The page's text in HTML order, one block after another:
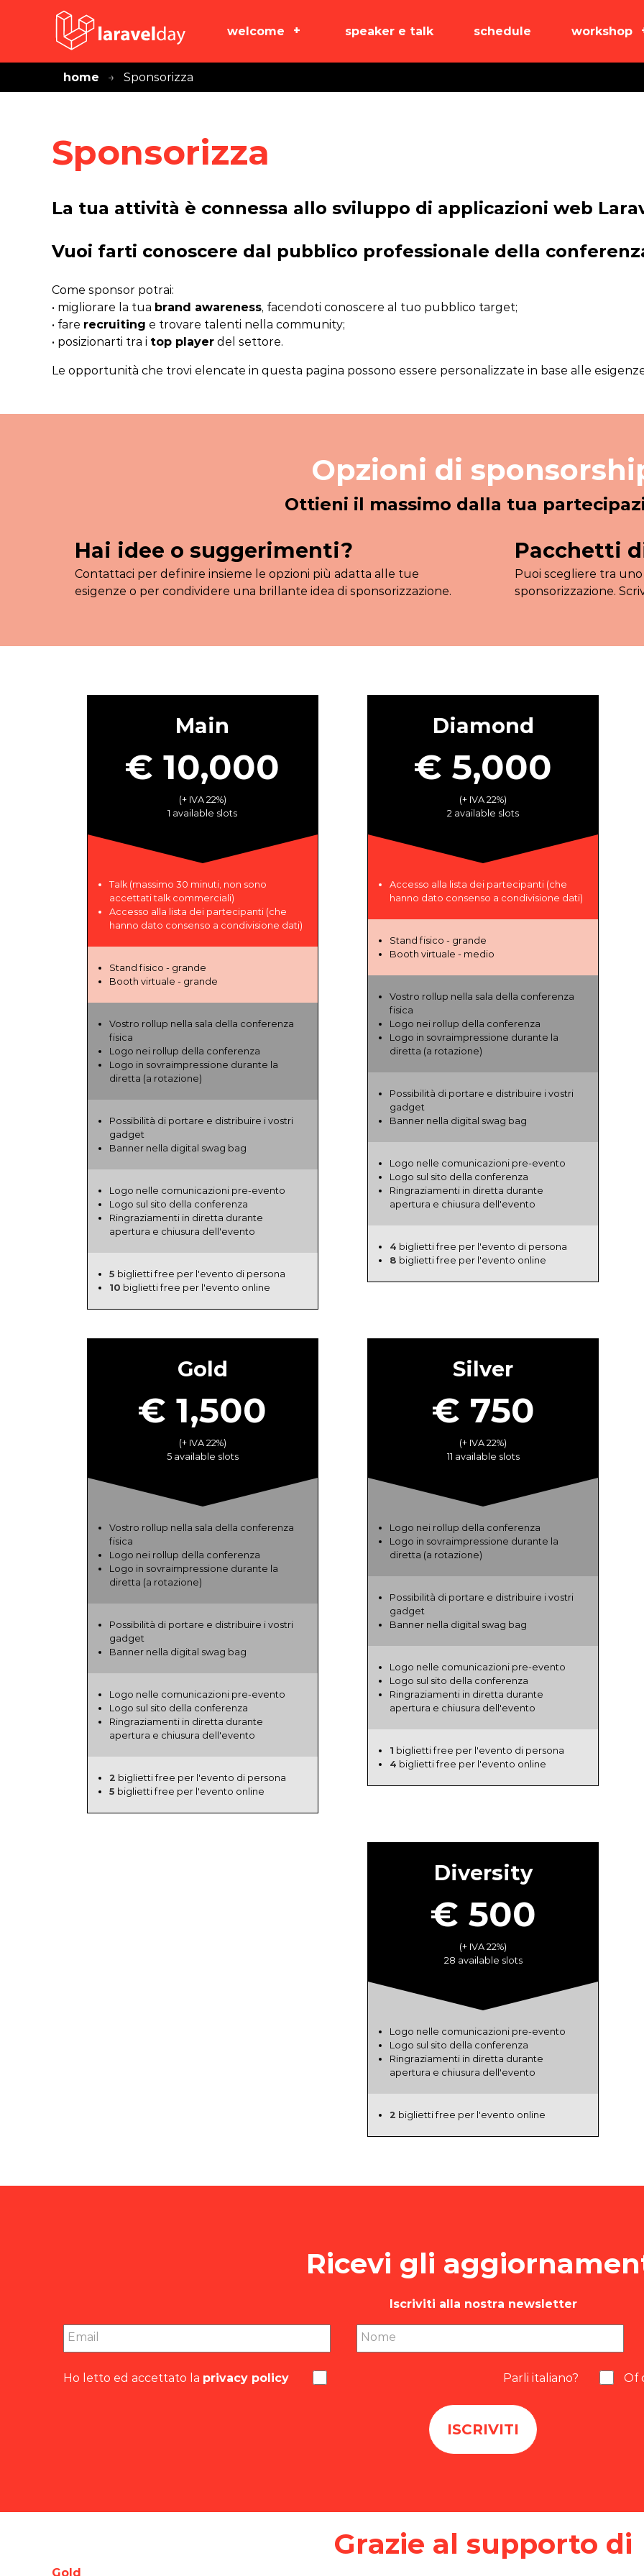
welcome speaker e talk schedule workshop
home Sponsorizza
Sponsorizza
La tua attività è connessa allo sviluppo di applicazioni web
Vuoi farti conoscere dal pubblico professionale della
Come sponsor potrai:
• migliorare la tua brand awareness, facendoti conoscere al tuo pubblico target;
• fare recruiting e trovare talenti nella community;
• posizionarti tra i top player del settore.
Le opportunità che trovi elencate in questa pagina possono essere personalizzate in base alle
Opzioni di
Ottieni il massimo dalla tua
Hai idee o suggerimenti?
Contattaci per definire insieme le opzioni più adatta alle tue
esigenze o per condividere una brillante idea di sponsorizzazione.
Pacchetti
Puoi scegliere tra
sponsorizzazione.
Main
€ 10,000
(+ IVA 22%)
1 available slots
Talk (massimo 30 minuti, non sono
accettati talk commerciali)
Accesso alla lista dei partecipanti (che
hanno dato consenso a condivisione dati)
Stand fisico - grande
Booth virtuale - grande
Vostro rollup nella sala della conferenza
fisica
Logo nei rollup della conferenza
Logo in sovraimpressione durante la
diretta (a rotazione)
Possibilità di portare e distribuire i vostri
gadget
Banner nella digital swag bag
Logo nelle comunicazioni pre-evento
Logo sul sito della conferenza
Ringraziamenti in diretta durante
apertura e chiusura dell'evento
5 biglietti free per l'evento di persona
10 biglietti free per l'evento online
Diamond
€ 5,000
(+ IVA 22%)
2 available slots
Accesso alla lista dei partecipanti (che
hanno dato consenso a condivisione dati)
Stand fisico - grande
Booth virtuale - medio
Vostro rollup nella sala della conferenza
fisica
Logo nei rollup della conferenza
Logo in sovraimpressione durante la
diretta (a rotazione)
Possibilità di portare e distribuire i vostri
gadget
Banner nella digital swag bag
Logo nelle comunicazioni pre-evento
Logo sul sito della conferenza
Ringraziamenti in diretta durante
apertura e chiusura dell'evento
4 biglietti free per l'evento di persona
8 biglietti free per l'evento online
Gold
€ 1,500
(+ IVA 22%)
5 available slots
Vostro rollup nella sala della conferenza
fisica
Logo nei rollup della conferenza
Logo in sovraimpressione durante la
diretta (a rotazione)
Possibilità di portare e distribuire i vostri
gadget
Banner nella digital swag bag
Logo nelle comunicazioni pre-evento
Logo sul sito della conferenza
Ringraziamenti in diretta durante
apertura e chiusura dell'evento
2 biglietti free per l'evento di persona
5 biglietti free per l'evento online
Silver
€ 750
(+ IVA 22%)
11 available slots
Logo nei rollup della conferenza
Logo in sovraimpressione durante la
diretta (a rotazione)
Possibilità di portare e distribuire i vostri
gadget
Banner nella digital swag bag
Logo nelle comunicazioni pre-evento
Logo sul sito della conferenza
Ringraziamenti in diretta durante
apertura e chiusura dell'evento
1 biglietti free per l'evento di persona
4 biglietti free per l'evento online
Diversity
€ 500
(+ IVA 22%)
28 available slots
Logo nelle comunicazioni pre-evento
Logo sul sito della conferenza
Ringraziamenti in diretta durante
apertura e chiusura dell'evento
2 biglietti free per l'evento online
Ricevi gli
Iscriviti alla nostra newsletter
Email Nome
Ho letto ed accettato la privacy policy Parli italiano? Of
Grazie al supporto di
Gold